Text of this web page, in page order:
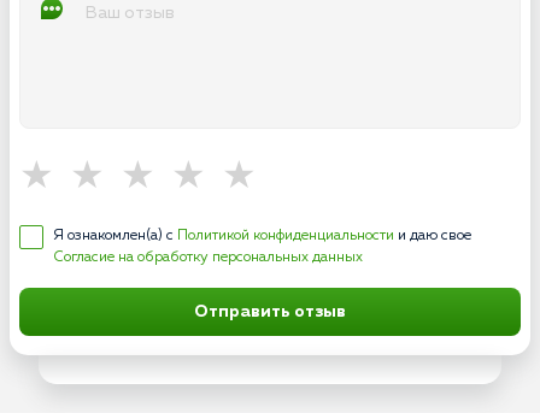
Я ознакомлен(а) с Политикой конфиденциальности и даю свое
Согласие на обработку персональных данных
Отправить отзыв